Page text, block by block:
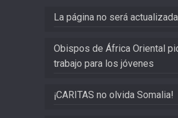
La página no será
Obispos de África Oriental
trabajo para los jóvenes
¡CARITAS no olvida Somalia!